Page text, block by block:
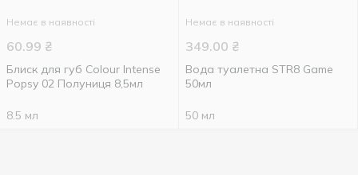
Немає в наявності
60.99 ₴
Блиск для губ Colour Intense
Popsy 02 Полуниця 8,5мл
8.5 мл
Немає в наявності
349.00 ₴
Вода туалетна STR8 Game
50мл
50 мл